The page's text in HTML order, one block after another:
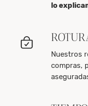
lo
Nuestros
compras,